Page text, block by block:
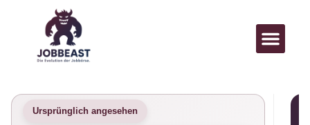
Ursprünglich angesehen